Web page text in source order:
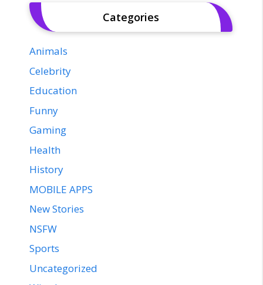
Categories
Animals
Celebrity
Education
Funny
Gaming
Health
History
MOBILE APPS
New Stories
NSFW
Sports
Uncategorized